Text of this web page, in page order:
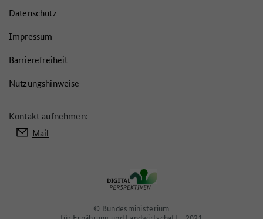
Datenschutz
Impressum
Barrierefreiheit
Nutzungshinweise
Kontakt aufnehmen:
Mail
© Bundesministerium